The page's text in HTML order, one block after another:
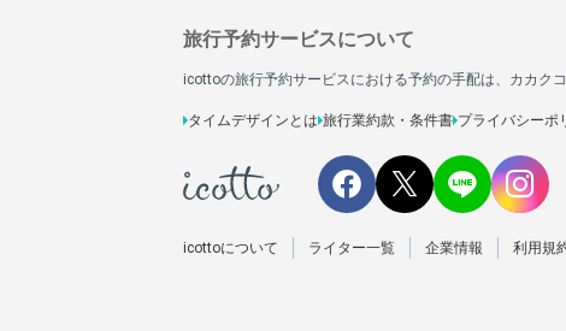
旅行予約サービスについて
icottoの旅行予約サービスにおける予約の手配は、カカク
タイムデザインとは 旅行業約款・条件書 プライバシーポ
icottoについて ライター一覧 企業情報 利用規